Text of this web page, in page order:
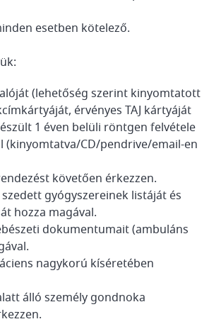
esetben kötelező.
(lehetőség szerint kinyomtatott
érvényes TAJ kártyáját
1 éven belüli röntgen felvétele
(kinyomtatva/CD/pendrive/email-en
követően érkezzen.
gyógyszereinek listáját és
hozza magával.
dokumentumait (ambuláns
nagykorú kíséretében
álló személy gondnoka